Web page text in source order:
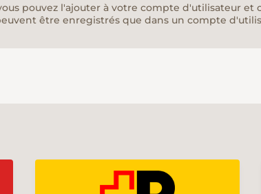
pouvez l'ajouter à votre compte d'utilisateur et
être enregistrés que dans un compte